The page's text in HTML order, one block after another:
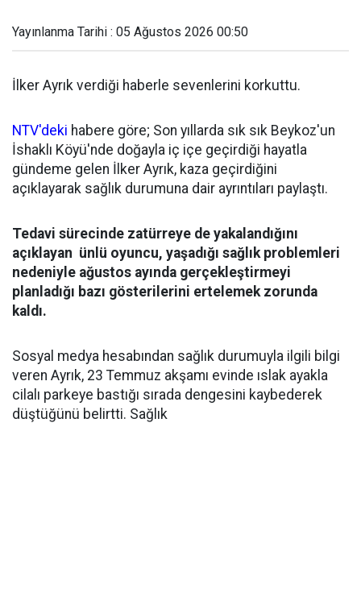
Yayınlanma Tarihi : 05 Ağustos 2026 00:50
İlker Ayrık verdiği haberle sevenlerini korkuttu.
NTV'deki habere göre; Son yıllarda sık sık Beykoz'un
İshaklı Köyü'nde doğayla iç içe geçirdiği hayatla
gündeme gelen İlker Ayrık, kaza geçirdiğini
açıklayarak sağlık durumuna dair ayrıntıları paylaştı.
Tedavi sürecinde zatürreye de yakalandığını
açıklayan ünlü oyuncu, yaşadığı sağlık problemleri
nedeniyle ağustos ayında gerçekleştirmeyi
planladığı bazı gösterilerini ertelemek zorunda
kaldı.
Sosyal medya hesabından sağlık durumuyla ilgili bilgi
veren Ayrık, 23 Temmuz akşamı evinde ıslak ayakla
cilalı parkeye bastığı sırada dengesini kaybederek
düştüğünü belirtti. Sağlık